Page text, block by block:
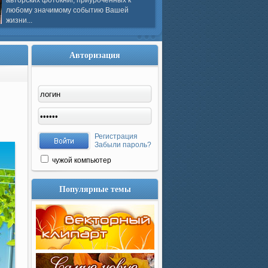
любому значимому событию Вашей
жизни...
Авторизация
Регистрация
Забыли пароль?
чужой компьютер
Популярные темы